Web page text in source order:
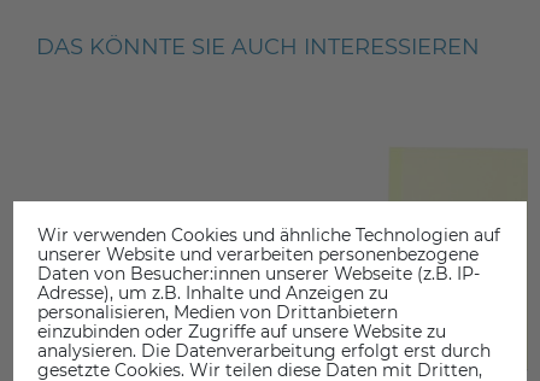
DAS KÖNNTE SIE AUCH INTERESSIEREN
Wir verwenden Cookies und ähnliche Technologien auf
unserer Website und verarbeiten personenbezogene
Daten von Besucher:innen unserer Webseite (z.B. IP-
Adresse), um z.B. Inhalte und Anzeigen zu
personalisieren, Medien von Drittanbietern
einzubinden oder Zugriffe auf unsere Website zu
analysieren. Die Datenverarbeitung erfolgt erst durch
gesetzte Cookies. Wir teilen diese Daten mit Dritten,